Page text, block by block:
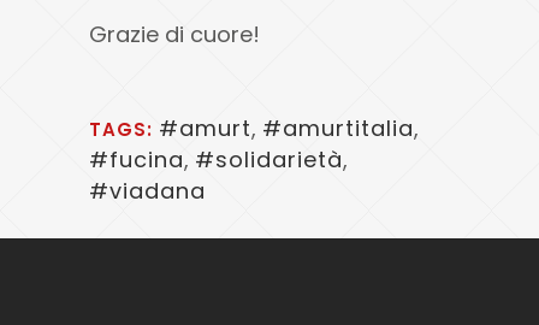
Grazie di cuore!
TAGS: #amurt, #amurtitalia,
#fucina, #solidarietà,
#viadana